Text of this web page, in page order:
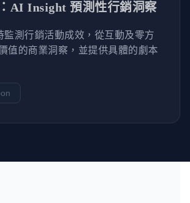
AI Insight 預測性行銷洞察
監測行銷活動成效，從互動及零方
值的商業洞察，並提供具體的劇本